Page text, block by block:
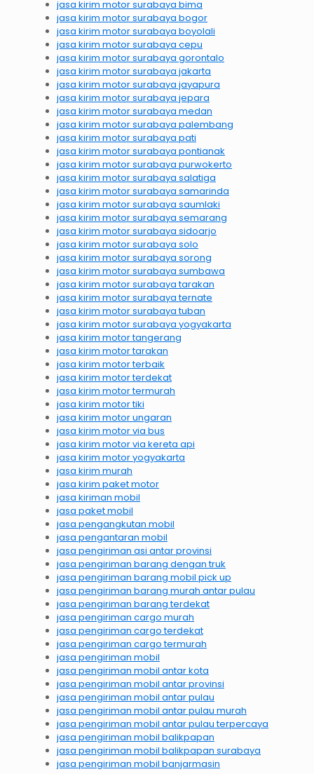
jasa kirim motor surabaya bima
jasa kirim motor surabaya bogor
jasa kirim motor surabaya boyolali
jasa kirim motor surabaya cepu
jasa kirim motor surabaya gorontalo
jasa kirim motor surabaya jakarta
jasa kirim motor surabaya jayapura
jasa kirim motor surabaya jepara
jasa kirim motor surabaya medan
jasa kirim motor surabaya palembang
jasa kirim motor surabaya pati
jasa kirim motor surabaya pontianak
jasa kirim motor surabaya purwokerto
jasa kirim motor surabaya salatiga
jasa kirim motor surabaya samarinda
jasa kirim motor surabaya saumlaki
jasa kirim motor surabaya semarang
jasa kirim motor surabaya sidoarjo
jasa kirim motor surabaya solo
jasa kirim motor surabaya sorong
jasa kirim motor surabaya sumbawa
jasa kirim motor surabaya tarakan
jasa kirim motor surabaya ternate
jasa kirim motor surabaya tuban
jasa kirim motor surabaya yogyakarta
jasa kirim motor tangerang
jasa kirim motor tarakan
jasa kirim motor terbaik
jasa kirim motor terdekat
jasa kirim motor termurah
jasa kirim motor tiki
jasa kirim motor ungaran
jasa kirim motor via bus
jasa kirim motor via kereta api
jasa kirim motor yogyakarta
jasa kirim murah
jasa kirim paket motor
jasa kiriman mobil
jasa paket mobil
jasa pengangkutan mobil
jasa pengantaran mobil
jasa pengiriman asi antar provinsi
jasa pengiriman barang dengan truk
jasa pengiriman barang mobil pick up
jasa pengiriman barang murah antar pulau
jasa pengiriman barang terdekat
jasa pengiriman cargo murah
jasa pengiriman cargo terdekat
jasa pengiriman cargo termurah
jasa pengiriman mobil
jasa pengiriman mobil antar kota
jasa pengiriman mobil antar provinsi
jasa pengiriman mobil antar pulau
jasa pengiriman mobil antar pulau murah
jasa pengiriman mobil antar pulau terpercaya
jasa pengiriman mobil balikpapan
jasa pengiriman mobil balikpapan surabaya
jasa pengiriman mobil banjarmasin